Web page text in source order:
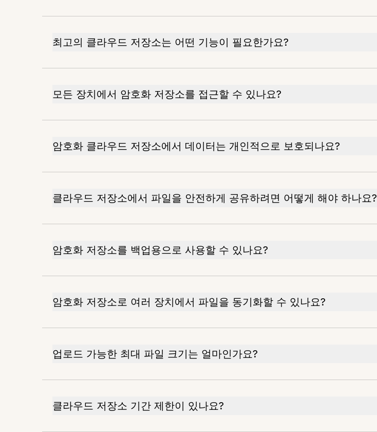
최고의 클라우드 저장소는 어떤 기능이 필요한가요?
모든 장치에서 암호화 저장소를 접근할 수 있나요?
암호화 클라우드 저장소에서 데이터는 개인적으로 보호되나요?
클라우드 저장소에서 파일을 안전하게 공유하려면 어떻게 해야 하나요?
암호화 저장소를 백업용으로 사용할 수 있나요?
암호화 저장소로 여러 장치에서 파일을 동기화할 수 있나요?
업로드 가능한 최대 파일 크기는 얼마인가요?
클라우드 저장소 기간 제한이 있나요?